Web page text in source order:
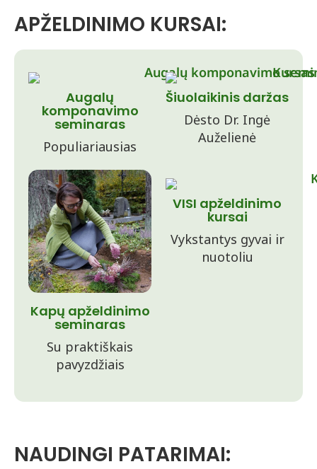
APŽELDINIMO KURSAI:
Augalų
komponavimo
seminaras
Populiariausias
Šiuolaikinis daržas
Dėsto Dr. Ingė
Auželienė
Kapų apželdinimo
seminaras
Su praktiškais
pavyzdžiais
VISI apželdinimo
kursai
Vykstantys gyvai ir
nuotoliu
NAUDINGI PATARIMAI: